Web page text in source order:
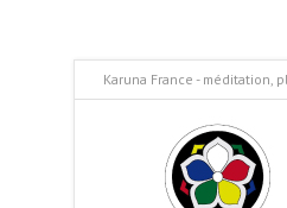
Karuna France -